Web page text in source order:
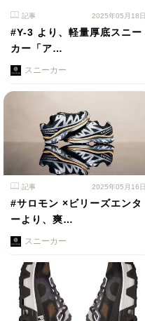
記事 2025年05月18日
#Y-3 より、軽量厚底スニー
カー「ア…
スニーカー
記事 2025年05月16日
#サロモン ×ビリーズエンタ
ーより、爽…
スニーカー